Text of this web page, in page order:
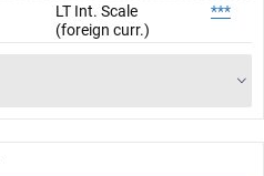
LT Int. Scale
(foreign curr.)
***